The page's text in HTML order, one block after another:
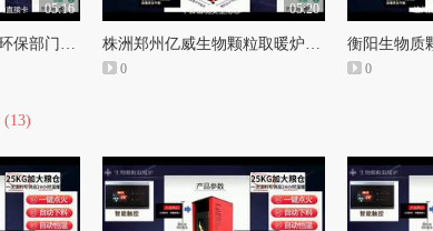
05:16
承德生物颗粒取暖炉环保部门查吗和生物质颗粒取暖炉燃烧过程
05:20
株洲郑州亿威生物颗粒取暖炉和信美生物颗粒取暖炉
0 0
(13)